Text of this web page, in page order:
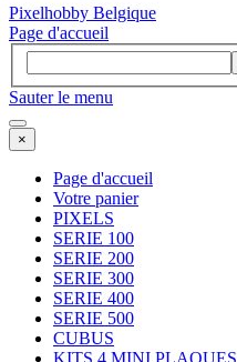
Pixelhobby Belgique
Page d'accueil
Sauter le menu
×
Page d'accueil
Votre panier
PIXELS
SERIE 100
SERIE 200
SERIE 300
SERIE 400
SERIE 500
CUBUS